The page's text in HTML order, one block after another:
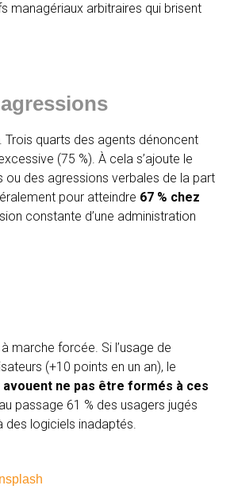
managériaux arbitraires qui brisent
quarts des agents dénoncent
(75 %). À cela s’ajoute le
ou des agressions verbales de la part
pour atteindre 67 % chez
constante d’une administration
marche forcée. Si l’usage de
(+10 points en un an), le
avouent ne pas être formés à ces
passage 61 % des usagers jugés
logiciels inadaptés.